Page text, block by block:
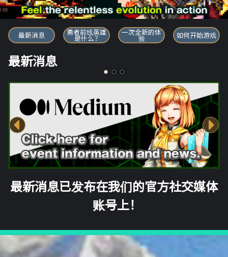
勇者前线英雄
最新消息 勇者前线英雄
是什么？
一次全新的体
验 如何开始游戏
最新消息
最新消息已发布在我们的官方社交媒体
账号上！